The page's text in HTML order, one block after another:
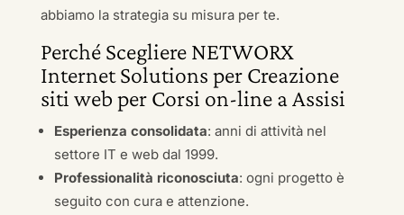
abbiamo la strategia su misura per te.
Perché Scegliere NETWORX
Internet Solutions per Creazione
siti web per Corsi on-line a Assisi
Esperienza consolidata: anni di attività nel
settore IT e web dal 1999.
Professionalità riconosciuta: ogni progetto è
seguito con cura e attenzione.